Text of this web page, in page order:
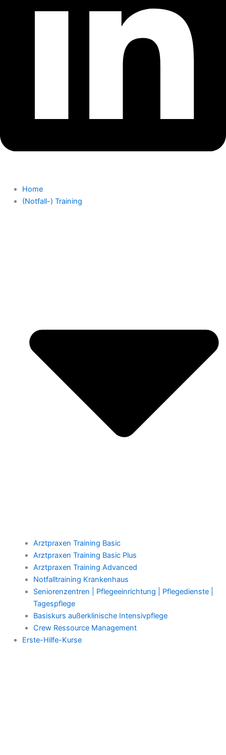
Home
(Notfall-) Training
Arztpraxen Training Basic
Arztpraxen Training Basic Plus
Arztpraxen Training Advanced
Notfalltraining Krankenhaus
Seniorenzentren | Pflegeeinrichtung | Pflegedienste |
Tagespflege
Basiskurs außerklinische Intensivpflege
Crew Ressource Management
Erste-Hilfe-Kurse